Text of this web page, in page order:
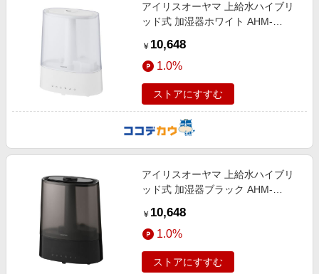
アイリスオーヤマ 上給水ハイブリ
ッド式 加湿器ホワイト AHM-
￥ 10,648
1.0%
ストアにすすむ
アイリスオーヤマ 上給水ハイブリ
ッド式 加湿器ブラック AHM-
￥ 10,648
1.0%
ストアにすすむ